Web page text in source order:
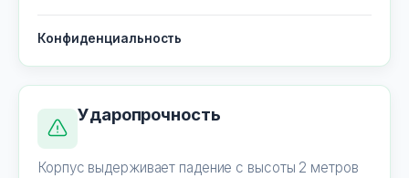
Конфиденциальность
Ударопрочность
Корпус выдерживает падение с высоты 2 метров